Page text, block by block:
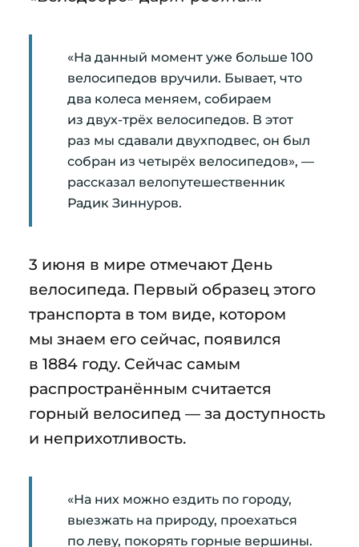
«На данный момент уже больше 100
велосипедов вручили. Бывает, что
два колеса меняем, собираем
из двух-трёх велосипедов. В этот
раз мы сдавали двухподвес, он был
собран из четырёх велосипедов», —
рассказал велопутешественник
Радик Зиннуров.
3 июня в мире отмечают День
велосипеда. Первый образец этого
транспорта в том виде, котором
мы знаем его сейчас, появился
в 1884 году. Сейчас самым
распространённым считается
горный велосипед — за доступность
и неприхотливость.
«На них можно ездить по городу,
выезжать на природу, проехаться
по леву, покорять горные вершины.